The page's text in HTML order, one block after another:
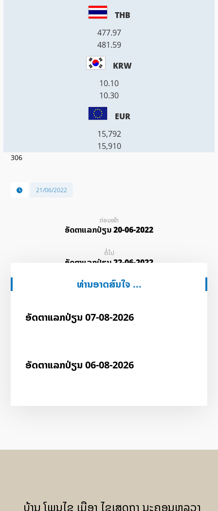
THB
477.97
481.59
KRW
10.10
10.30
EUR
15,792
15,910
306
21/06/2022
ກ່ອນໜ້າ
ອັດ​ຕາ​ແລກ​ປ່ຽນ 20-06-2022
ຕໍ່ໄປ
ອັດ​ຕາ​ແລກ​ປ່ຽນ 22-06-2022
ທ່ານອາດສົນໃຈ ...
ອັດ​ຕາ​ແລກ​ປ່ຽນ 07-08-2026
ອັດ​ຕາ​ແລກ​ປ່ຽນ 06-08-2026
ບ້ານ ໂພນໄຊ ເມືອງ ໄຊເສດຖາ ນະຄອນຫລວງ